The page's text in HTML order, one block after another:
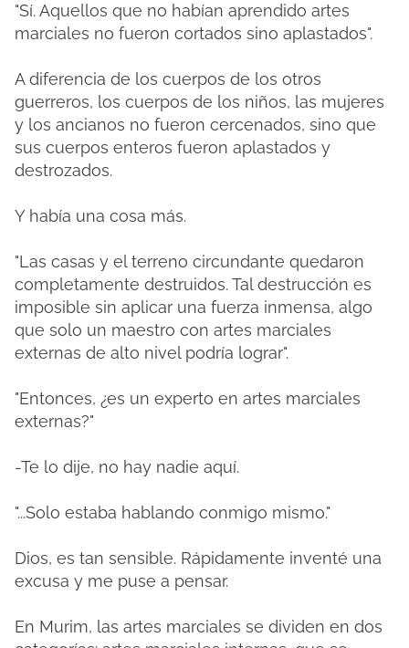
"Sí. Aquellos que no habían aprendido artes
marciales no fueron cortados sino aplastados".
A diferencia de los cuerpos de los otros
guerreros, los cuerpos de los niños, las mujeres
y los ancianos no fueron cercenados, sino que
sus cuerpos enteros fueron aplastados y
destrozados.
Y había una cosa más.
"Las casas y el terreno circundante quedaron
completamente destruidos. Tal destrucción es
imposible sin aplicar una fuerza inmensa, algo
que solo un maestro con artes marciales
externas de alto nivel podría lograr".
"Entonces, ¿es un experto en artes marciales
externas?"
-Te lo dije, no hay nadie aquí.
"...Solo estaba hablando conmigo mismo."
Dios, es tan sensible. Rápidamente inventé una
excusa y me puse a pensar.
En Murim, las artes marciales se dividen en dos